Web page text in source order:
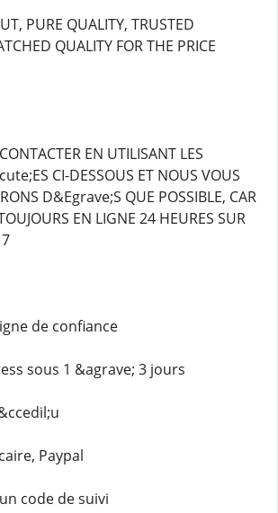
PURE QUALITY, TRUSTED
QUALITY FOR THE PRICE
EN UTILISANT LES
CI-DESSOUS ET NOUS VOUS
D&Egrave;S QUE POSSIBLE, CAR
EN LIGNE 24 HEURES SUR
de confiance
sous 1 &agrave; 3 jours
Paypal
code de suivi